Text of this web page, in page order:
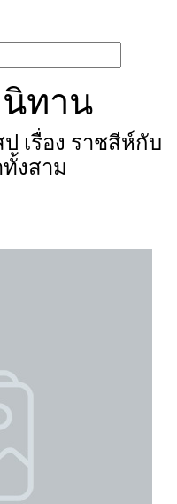
ทาน
เรื่อง ราชสีห์กับ
งสาม